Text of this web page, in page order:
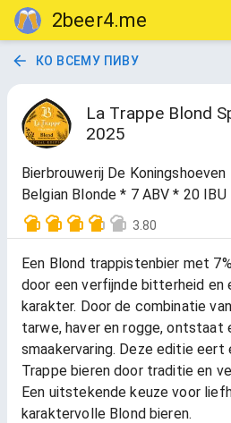
2beer4.me
КО ВСЕМУ ПИВУ
La Trappe Blond
2025
Bierbrouwerij De Koningshoeven
Belgian Blonde * 7 ABV * 20 IBU
3.80
Een Blond trappistenbier met
door een verfijnde bitterheid en
karakter. Door de combinatie
tarwe, haver en rogge, ontstaat
smaakervaring. Deze editie eert
Trappe bieren door traditie en
Een uitstekende keuze voor
karaktervolle Blond bieren.